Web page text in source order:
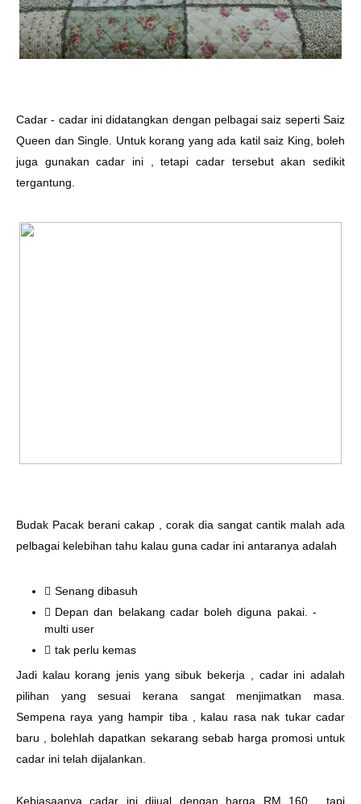
Cadar - cadar ini didatangkan dengan pelbagai saiz seperti Saiz
Queen dan Single. Untuk korang yang ada katil saiz King, boleh
juga gunakan cadar ini , tetapi cadar tersebut akan sedikit
tergantung.
Budak Pacak berani cakap , corak dia sangat cantik malah ada
pelbagai kelebihan tahu kalau guna cadar ini antaranya adalah
Senang dibasuh
Depan dan belakang cadar boleh diguna pakai. -
multi user
tak perlu kemas
Jadi kalau korang jenis yang sibuk bekerja , cadar ini adalah
pilihan yang sesuai kerana sangat menjimatkan masa.
Sempena raya yang hampir tiba , kalau rasa nak tukar cadar
baru , bolehlah dapatkan sekarang sebab harga promosi untuk
cadar ini telah dijalankan.
Kebiasaanya cadar ini dijual dengan harga RM 160 . tapi